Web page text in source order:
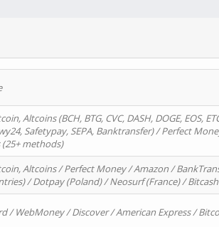
Altcoins (BCH, BTG, CVC, DASH, DOGE, EOS,
Safetypay, SEPA, Banktransfer) / Perfect
methods)
Altcoins / Perfect Money / Amazon /
/ Dotpay (Poland) / Neosurf (France) /
/ WebMoney / Discover / American Express /